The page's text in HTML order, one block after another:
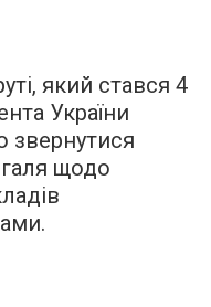
який стався 4
України
звернутися
щодо